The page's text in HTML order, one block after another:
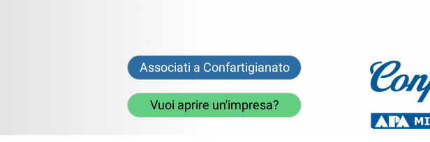
Associati a Confartigianato
Vuoi aprire un'impresa?